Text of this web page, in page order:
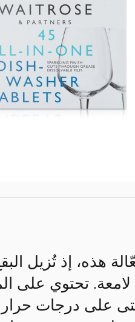
هذه، إذ تُزيل
تحتوي على
على درجات